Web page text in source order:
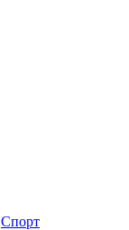
Спорт